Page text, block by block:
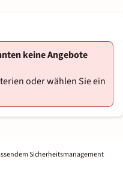
keine Angebote
oder wählen Sie ein
Sicherheitsmanagement